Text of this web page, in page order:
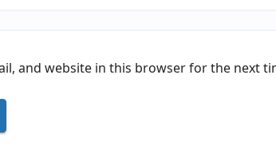
and website in this browser for the next